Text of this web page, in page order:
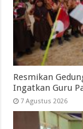
Resmikan
Ingatkan Guru
7 Agustus 2026